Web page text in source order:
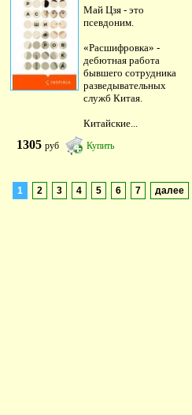
Май Цзя - это
псевдоним.
«Расшифровка» -
дебютная работа
бывшего сотрудника
разведывательных
служб Китая.
Китайские...
1305 руб Купить
1 2 3 4 5 6 7 далее